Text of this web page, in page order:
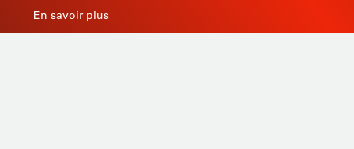
En savoir plus